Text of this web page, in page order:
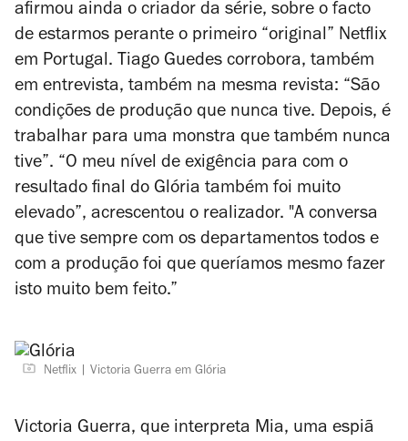
afirmou ainda o criador da série, sobre o facto
de estarmos perante o primeiro “original” Netflix
em Portugal. Tiago Guedes corrobora, também
em entrevista, também na mesma revista: “São
condições de produção que nunca tive. Depois, é
trabalhar para uma monstra que também nunca
tive”. “O meu nível de exigência para com o
resultado final do Glória também foi muito
elevado”, acrescentou o realizador. "A conversa
que tive sempre com os departamentos todos e
com a produção foi que queríamos mesmo fazer
isto muito bem feito.”
Netflix Victoria Guerra em Glória
Victoria Guerra, que interpreta Mia, uma espiã